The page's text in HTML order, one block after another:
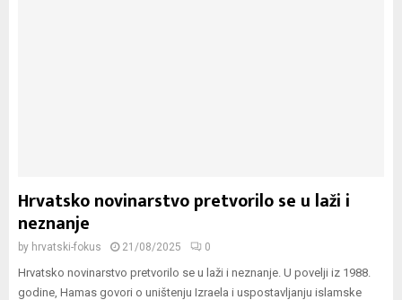
Hrvatsko novinarstvo pretvorilo se u laži i
neznanje
by hrvatski-fokus 21/08/2025 0
Hrvatsko novinarstvo pretvorilo se u laži i neznanje. U povelji iz 1988.
godine, Hamas govori o uništenju Izraela i uspostavljanju islamske